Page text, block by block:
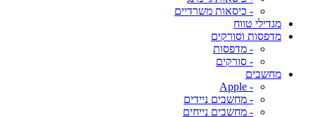
- כיסאות משרדיים
מגדילי טווח
מדפסות וסורקים
- מדפסות
- סורקים
מחשבים
- Apple
- מחשבים ניידים
- מחשבים נייחים